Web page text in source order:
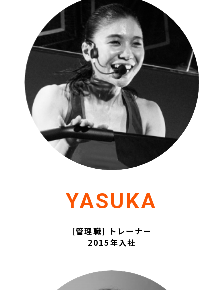
YASUKA
[管理職] トレーナー
2015年入社